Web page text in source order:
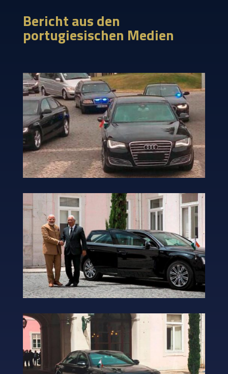
Bericht aus den
portugiesischen Medien